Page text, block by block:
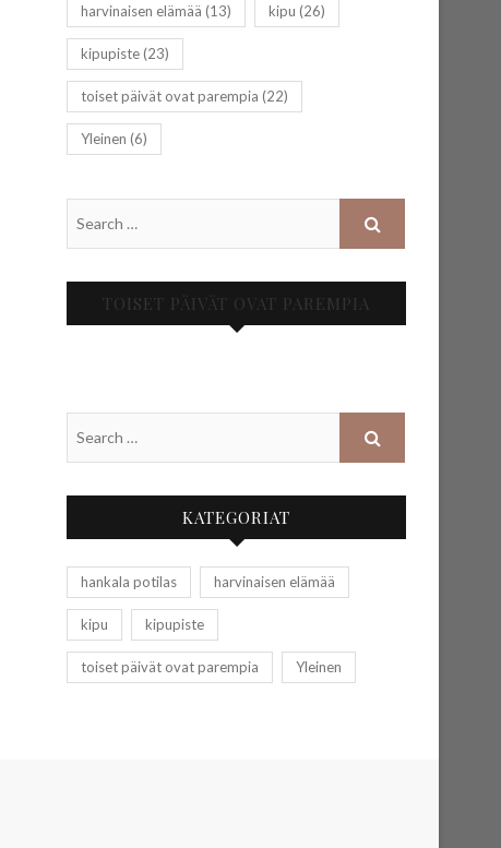
harvinaisen elämää (13) kipu (26)
kipupiste(23)
toiset päivät ovat parempia (22)
Yleinen (6)
TOISET PÄIVÄT OVAT PAREMPIA
KATEGORIAT
hankala potilas harvinaisen elämää
kipu kipupiste
toiset päivät ovat parempia Yleinen